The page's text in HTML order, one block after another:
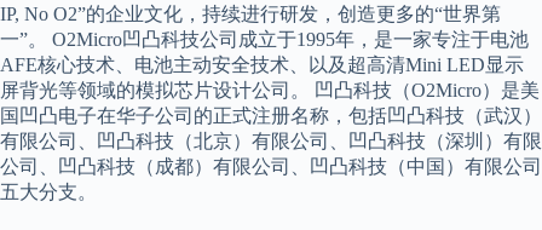
IP, No O2”的企业文化，持续进行研发，创造更多的“世界第
一”。 O2Micro凹凸科技公司成立于1995年，是一家专注于电池
AFE核心技术、电池主动安全技术、以及超高清Mini LED显示
屏背光等领域的模拟芯片设计公司。 凹凸科技（O2Micro）是美
国凹凸电子在华子公司的正式注册名称，包括凹凸科技（武汉）
有限公司、凹凸科技（北京）有限公司、凹凸科技（深圳）有限
公司、凹凸科技（成都）有限公司、凹凸科技（中国）有限公司
五大分支。